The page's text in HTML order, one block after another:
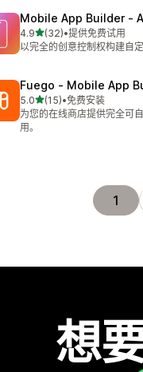
Mobile App Builder ‑
4.9星（满分 5 星）
(32)
总共 32 条评论
•提供免费试用
以完全的创意控制权构建自
Fuego ‑ Mobile App
5.0星（满分 5 星）
(15)
总共 15 条评论
•免费安装
为您的在线商店提供完全可
用。
1
想